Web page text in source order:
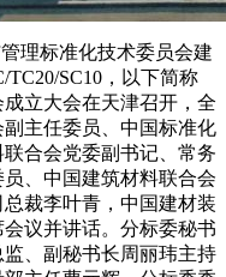
理标准化技术委员会建
SC10，以下简称
立大会在天津召开，全
主任委员、中国标准化
合会党委副书记、常务
、中国建筑材料联合会
裁李叶青，中国建材装
议并讲话。分标委秘书
、副秘书长周丽玮主持